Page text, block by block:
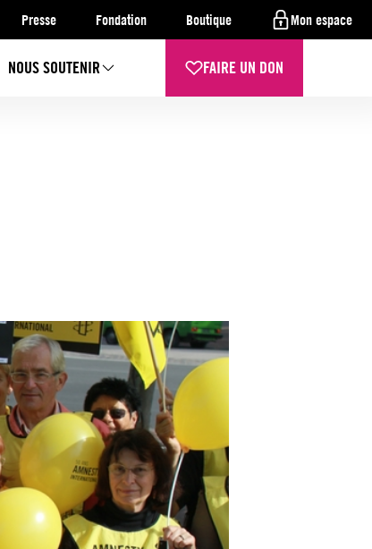
Presse Fondation Boutique Mon espace
NOUS SOUTENIR FAIRE UN DON